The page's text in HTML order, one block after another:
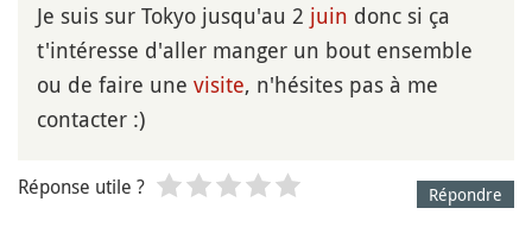
Je suis sur Tokyo jusqu'au 2 juin donc si ça
t'intéresse d'aller manger un bout ensemble
ou de faire une visite, n'hésites pas à me
contacter :)
Répondre
Réponse utile ?